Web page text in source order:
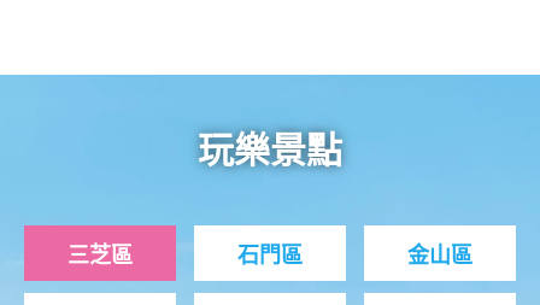
玩樂景點
三芝區 石門區 金山區